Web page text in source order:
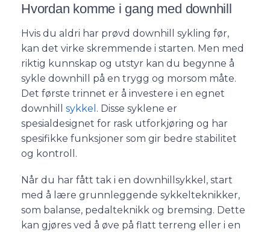
Hvordan komme i gang med downhill
Hvis du aldri har prøvd downhill sykling før,
kan det virke skremmende i starten. Men med
riktig kunnskap og utstyr kan du begynne å
sykle downhill på en trygg og morsom måte.
Det første trinnet er å investere i en egnet
downhill sykkel . Disse syklene er
spesialdesignet for rask utforkjøring og har
spesifikke funksjoner som gir bedre stabilitet
og kontroll.
Når du har fått tak i en downhillsykkel, start
med å lære grunnleggende sykkelteknikker,
som balanse, pedalteknikk og bremsing. Dette
kan gjøres ved å øve på flatt terreng eller i en